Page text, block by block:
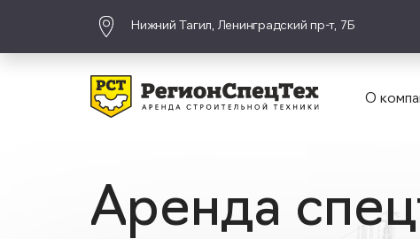
Нижний Тагил, Ленинградский пр-т, 7Б
О
Аренда